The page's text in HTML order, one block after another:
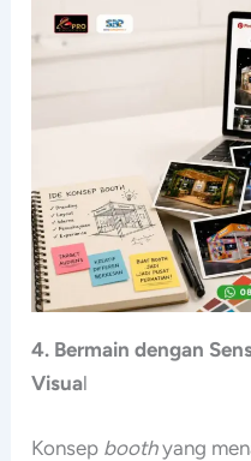
4. Bermain dengan
Visual
Konsep boothyang